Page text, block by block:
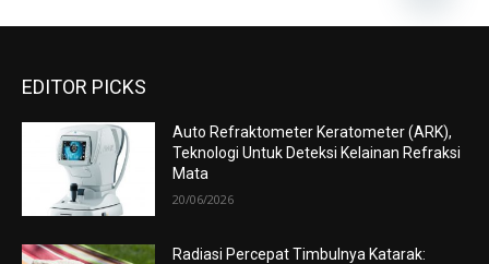
EDITOR PICKS
Auto Refraktometer Keratometer (ARK),
Teknologi Untuk Deteksi Kelainan Refraksi
Mata
20/06/2026
Radiasi Percepat Timbulnya Katarak: